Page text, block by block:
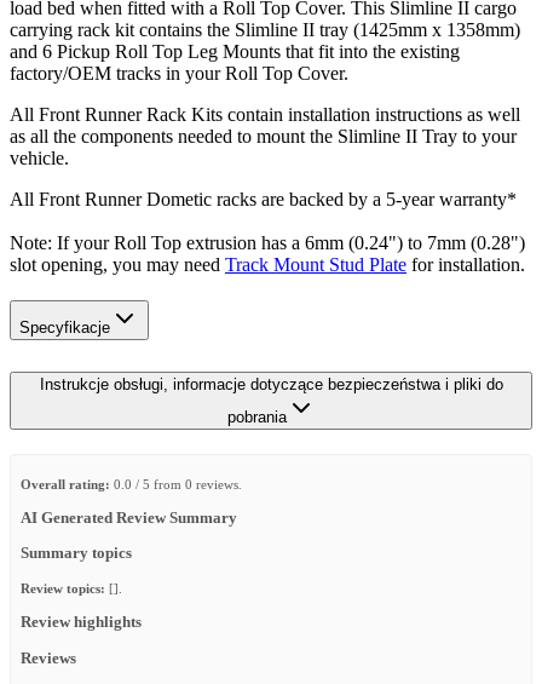
load bed when fitted with a Roll Top Cover. This Slimline II cargo
carrying rack kit contains the Slimline II tray (1425mm x 1358mm)
and 6 Pickup Roll Top Leg Mounts that fit into the existing
factory/OEM tracks in your Roll Top Cover.
All Front Runner Rack Kits contain installation instructions as well
as all the components needed to mount the Slimline II Tray to your
vehicle.
All Front Runner Dometic racks are backed by a 5‑year warranty*
Note: If your Roll Top extrusion has a 6mm (0.24") to 7mm (0.28")
slot opening, you may need Track Mount Stud Plate for installation.
Specyfikacje
Instrukcje obsługi, informacje dotyczące bezpieczeństwa i pliki do
pobrania
Overall rating: 0.0 / 5 from 0 reviews.
AI Generated Review Summary
Summary topics
Review topics: [].
Review highlights
Reviews